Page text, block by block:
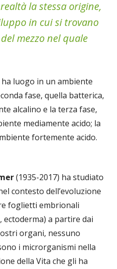
la stessa origine,
in cui si trovano
mezzo nel quale
luogo in un ambiente
fase, quella batterica,
alcalino e la terza fase,
mediamente acido; la
fortemente acido.
(1935-2017) ha studiato
contesto dell’evoluzione
foglietti embrionali
ectoderma) a partire dai
organi, nessuno
i microrganismi nella
della Vita che gli ha